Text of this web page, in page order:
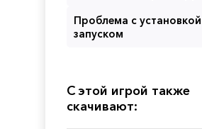
Проблема с
запуском
С этой игрой также
скачивают: